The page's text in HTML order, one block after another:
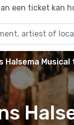
een ticket kan
Halsema